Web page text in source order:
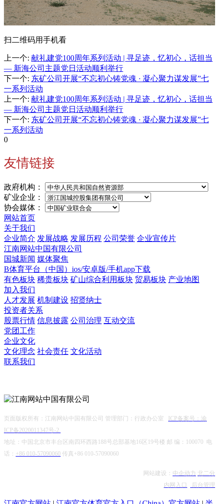
扫二维码用手机看
上一个: 献礼建党100周年系列活动 | 寻足迹，忆初心，话担当
— 新海公司主题党日活动顺利举行
下一个: 东矿公司开展“不忘初心铸党魂 · 凝心聚力谋发展”七
一系列活动
上一个: 献礼建党100周年系列活动 | 寻足迹，忆初心，话担当
— 新海公司主题党日活动顺利举行
下一个: 东矿公司开展“不忘初心铸党魂 · 凝心聚力谋发展”七
一系列活动
0
友情链接
政府机构：
矿业企业：
协会媒体：
网站首页
关于我们
企业简介 发展战略 发展历程 公司荣誉 企业宣传片
江南网站中国有限公司
国城新闻 媒体聚焦
B体育平台（中国）ios/安卓版/手机app下载
有色板块 稀贵板块 矿山综合利用板块 贸易板块 产业地图
加入我们
人才发展 机制建设 招贤纳士
投资者关系
股票行情 信息披露 公司治理 互动交流
党团工作
企业文化
文化理念 社会责任 文化活动
联系我们
页面版权所有：江南网站中国有限公司 管理部门：行政办公室
ICP备案号：渝
ICP备2020011347号-2
地址：中国北京市丰台区南四环西路188号总部基地16区19号楼 邮 编：100070 电
话： +86 010-57090060 传真+86 010-57090060
网站建设： 中企动力 北二分
内网入口
后台管理